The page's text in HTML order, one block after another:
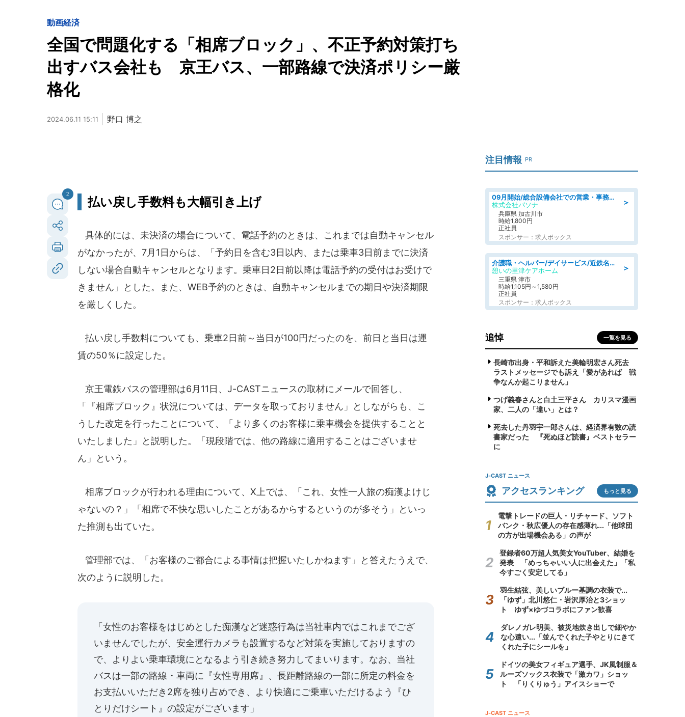
動画経済
全国で問題化する「相席ブロック」、不正予約対策打ち
出すバス会社も 京王バス、一部路線で決済ポリシー厳
格化
2024.06.11 15:11 野口 博之
2
払い戻し手数料も大幅引き上げ
具体的には、未決済の場合について、電話予約のときは、これまでは自動キャンセル
がなかったが、7月1日からは、「予約日を含む3日以内、または乗車3日前までに決済
しない場合自動キャンセルとなります。乗車日2日前以降は電話予約の受付はお受けで
きません」とした。また、WEB予約のときは、自動キャンセルまでの期日や決済期限
を厳しくした。
払い戻し手数料についても、乗車2日前～当日が100円だったのを、前日と当日は運
賃の50％に設定した。
京王電鉄バスの管理部は6月11日、J-CASTニュースの取材にメールで回答し、
「『相席ブロック』状況については、データを取っておりません」としながらも、こ
うした改定を行ったことについて、「より多くのお客様に乗車機会を提供することと
いたしました」と説明した。「現段階では、他の路線に適用することはございませ
ん」という。
相席ブロックが行われる理由について、X上では、「これ、女性一人旅の痴漢よけじ
ゃないの？」「相席で不快な思いしたことがあるからするというのが多そう」といっ
た推測も出ていた。
管理部では、「お客様のご都合による事情は把握いたしかねます」と答えたうえで、
次のように説明した。
「女性のお客様をはじめとした痴漢など迷惑行為は当社車内ではこれまでござ
いませんでしたが、安全運行カメラも設置するなど対策を実施しておりますの
で、よりよい乗車環境にとなるよう引き続き努力してまいります。なお、当社
バスは一部の路線・車両に『女性専用席』、長距離路線の一部に所定の料金を
お支払いいただき2席を独り占めでき、より快適にご乗車いただけるよう『ひ
とりだけシート』の設定がございます」
注目情報 PR
＞
09月開始/総合設備会社での営業・事務のお仕事/車通勤可/賞与あり/営業/営業事務
株式会社パソナ
兵庫県 加古川市
時給1,800円
正社員
スポンサー：求人ボックス
＞
介護職・ヘルパー/デイサービス/近鉄名古屋線 高田本山/津市/三重県
憩いの里津ケアホーム
三重県 津市
時給1,105円～1,580円
正社員
スポンサー：求人ボックス
追悼 一覧を見る
長崎市出身・平和訴えた美輪明宏さん死去
ラストメッセージでも訴え「愛があれば 戦
争なんか起こりません」
つげ義春さんと白土三平さん カリスマ漫画
家、二人の「違い」とは？
死去した丹羽宇一郎さんは、経済界有数の読
書家だった 『死ぬほど読書』ベストセラー
に
J-CAST ニュース
アクセスランキング もっと見る
電撃トレードの巨人・リチャード、ソフト
バンク・秋広優人の存在感薄れ...「他球団
の方が出場機会ある」の声が
登録者60万超人気美女YouTuber、結婚を
発表 「めっちゃいい人に出会えた」「私
今すごく安定してる」
羽生結弦、美しいブルー基調の衣装で...
「ゆず」北川悠仁・岩沢厚治と3ショッ
ト ゆず×ゆづコラボにファン歓喜
ダレノガレ明美、被災地炊き出しで細やか
な心遣い...「並んでくれた子やとりにきて
くれた子にシールを」
ドイツの美女フィギュア選手、JK風制服＆
ルーズソックス衣装で「激カワ」ショッ
ト 「りくりゅう」アイスショーで
J-CAST ニュース